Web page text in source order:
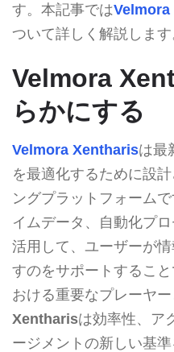
す。本記事では
ついて詳しく解説します
Velmora
らかにする
Velmora Xentharisは最
を最適化するために設
ングプラットフォーム
イムデータ、自動化プ
活用して、ユーザーが
すのをサポートするこ
おける重要なプレーヤー
Xentharisは効率性、ア
ージメントの新しい基準